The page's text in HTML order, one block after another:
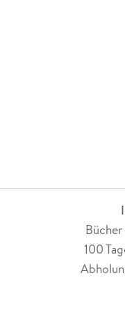
100